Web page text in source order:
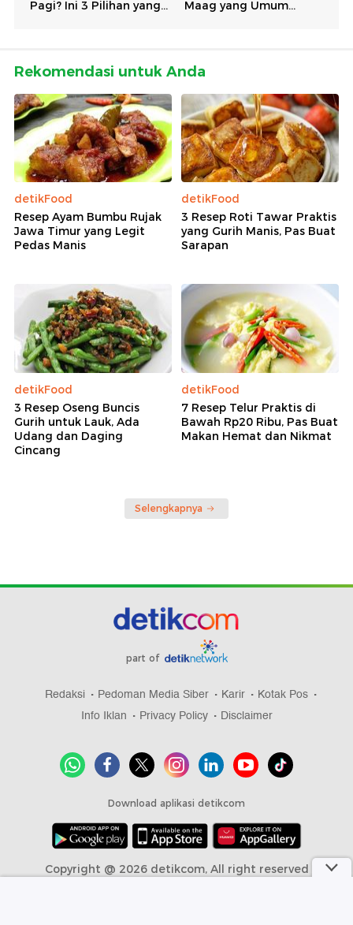
Rekomendasi untuk Anda
detikFood
Resep Ayam Bumbu Rujak
Jawa Timur yang Legit
Pedas Manis
detikFood
3 Resep Roti Tawar Praktis
yang Gurih Manis, Pas Buat
Sarapan
detikFood
3 Resep Oseng Buncis
Gurih untuk Lauk, Ada
Udang dan Daging
Cincang
detikFood
7 Resep Telur Praktis di
Bawah Rp20 Ribu, Pas Buat
Makan Hemat dan Nikmat
Selengkapnya
part of
Redaksi Pedoman Media Siber Karir
Kotak Pos
Info Iklan
Privacy Policy Disclaimer
Download aplikasi detikcom
Copyright @ 2026 detikcom, All right reserved